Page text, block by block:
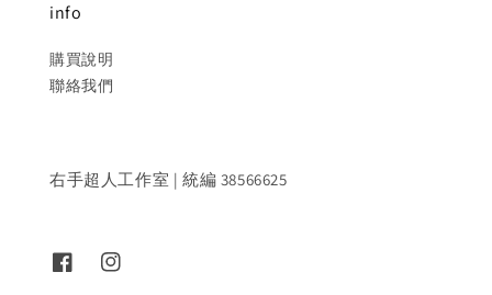
info
購買說明
聯絡我們
右手超人工作室 | 統編 38566625